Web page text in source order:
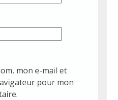
mon e-mail et
pour mon